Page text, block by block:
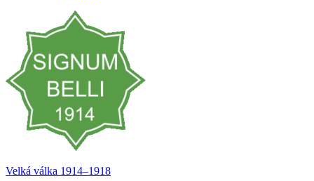
Velká válka 1914–⁠⁠⁠⁠⁠⁠1918